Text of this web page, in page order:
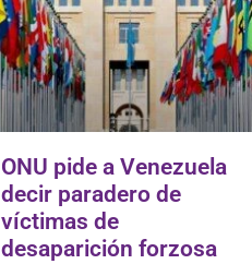
ONU pide a Venezuela
decir paradero de
víctimas de
desaparición forzosa